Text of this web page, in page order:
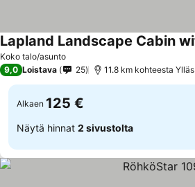
Koko talo/asunto
9,0 Loistava 25 11.8 km kohteesta Ylläs
Alkaen 125 €
Näytä hinnat 2 sivustolta